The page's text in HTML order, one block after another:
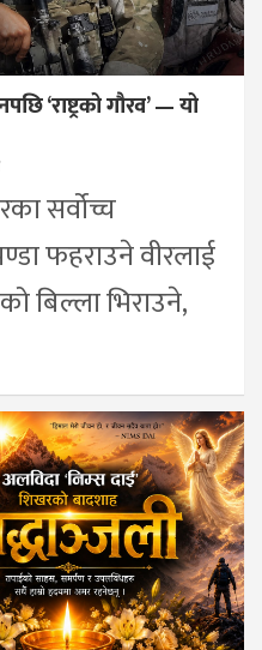
‘राष्ट्रको गौरव’ — यो
सर्वोच्च
फहराउने वीरलाई
बिल्ला भिराउने,